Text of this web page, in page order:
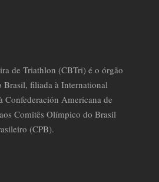
de Triathlon (CBTri) é o órgão
filiada à International
Americana de
Comitês Olímpico do Brasil
(CPB).